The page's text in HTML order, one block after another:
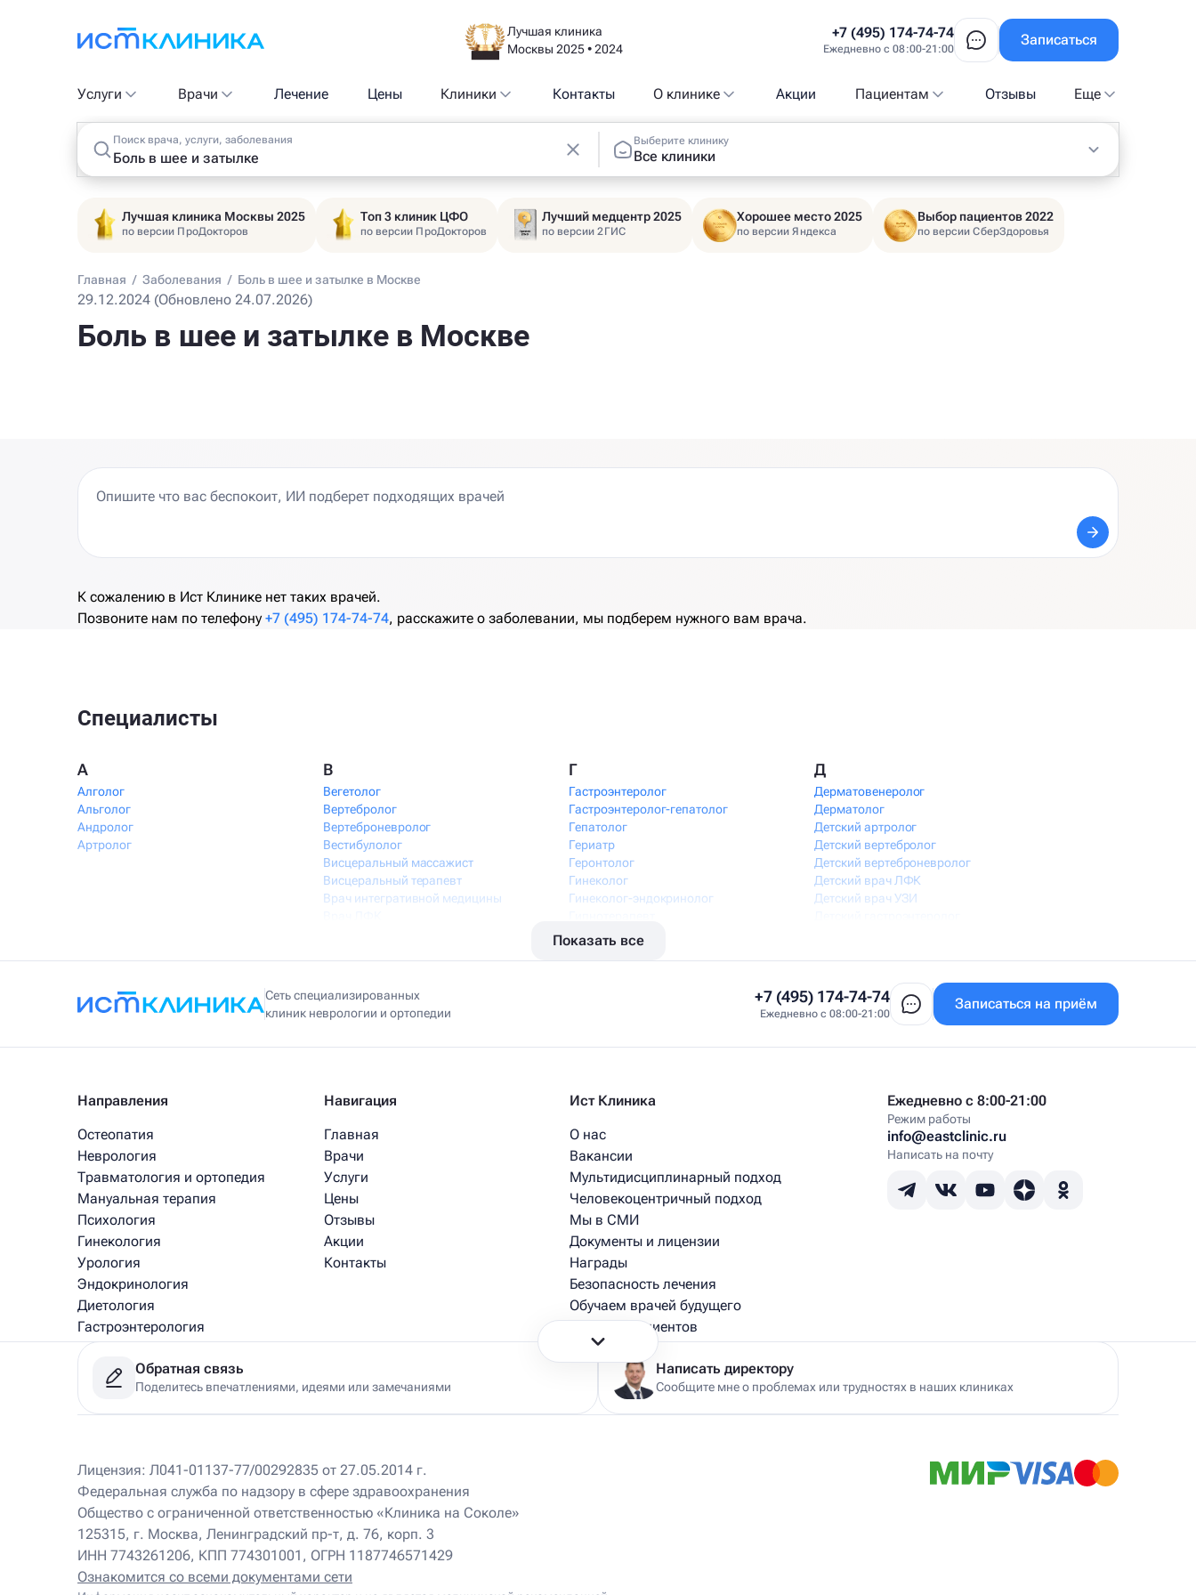
Лучшая клиника
Москвы 2025 • 2024
+7 (495) 174-74-74
Ежедневно с 08:00-21:00
Записаться
Услуги Врачи Лечение Цены Клиники Контакты О клинике Акции Пациентам Отзывы Еще
Поиск врача, услуги, заболевания Выберите клинику
Все клиники
Лучшая клиника Москвы 2025
по версии ПроДокторов
Топ 3 клиник ЦФО
по версии ПроДокторов
Лучший медцентр 2025
по версии 2ГИС
Хорошее место 2025
по версии Яндекса
Выбор пациентов 2022
по версии СберЗдоровья
Главная / Заболевания / Боль в шее и затылке в Москве
29.12.2024 (Обновлено 24.07.2026)
Боль в шее и затылке в Москве
К сожалению в Ист Клинике нет таких врачей.
Позвоните нам по телефону +7 (495) 174-74-74, расскажите о заболевании, мы подберем нужного вам врача.
Специалисты
А
Алголог
Альголог
Андролог
Артролог
В
Вегетолог
Вертебролог
Вертеброневролог
Вестибулолог
Висцеральный массажист
Висцеральный терапевт
Врач интегративной медицины
Г
Гастроэнтеролог
Гастроэнтеролог-гепатолог
Гепатолог
Гериатр
Геронтолог
Гинеколог
Гинеколог-эндокринолог
Д
Дерматовенеролог
Дерматолог
Детский артролог
Детский вертебролог
Детский вертеброневролог
Детский врач ЛФК
Детский врач УЗИ
Детский гирудотерапевт
Детский дерматовенеролог
Детский дерматолог
Детский консультирующий врач ЛФК
Детский мануальный терапевт
Детский массажист
Детский невролог
Детский невропатолог
Детский нейропсихолог
Детский психотерапевт
Детский рефлексотерапевт
Детский сомнолог
Детский травматолог-ортопед
Детский физиотерапевт
И
Иглорефлексотерапевт
К
Кинезиолог
Показать все
Сеть специализированных
клиник неврологии и ортопедии
+7 (495) 174-74-74
Ежедневно с 08:00-21:00
Записаться на приём
Направления
Остеопатия
Неврология
Травматология и ортопедия
Мануальная терапия
Психология
Гинекология
Урология
Эндокринология
Диетология
Гастроэнтерология
Медицинский массаж
Рефлексотерапия
Физиотерапия
Навигация
Главная
Врачи
Услуги
Цены
Отзывы
Акции
Контакты
Ист Клиника
О нас
Вакансии
Мультидисциплинарный подход
Человекоцентричный подход
Мы в СМИ
Документы и лицензии
Награды
Безопасность лечения
Обучаем врачей будущего
Истории пациентов
Истории из практики врачей
Ежедневно с 8:00-21:00
Режим работы
info@eastclinic.ru
Написать на почту
Ист Клиника на Соколе
220 м
Москва, Ленинградский пр-т, д.76, корп. 3
Пн – Вс 9.00 – 21.00
+7 (495) 174-74-74
Ист Клиника на Университете
Москва, Ломоносовский пр-т, д. 25, корп. 4
+7 (495) 174-74-74
100 м
Обратная связь
Поделитесь впечатлениями, идеями или замечаниями
Написать директору
Сообщите мне о проблемах или трудностях в наших клиниках
Лицензия: Л041-01137-77/00292835 от 27.05.2014 г.
Федеральная служба по надзору в сфере здравоохранения
Общество с ограниченной ответственностью «Клиника на Соколе»
125315, г. Москва, Ленинградский пр-т, д. 76, корп. 3
ИНН 7743261206, КПП 774301001, ОГРН 1187746571429
Ознакомится со всеми документами сети